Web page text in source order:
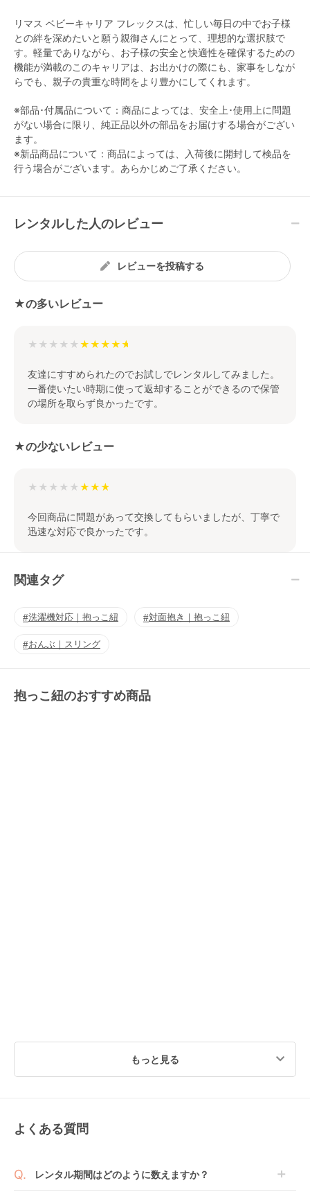
リマス ベビーキャリア フレックスは、忙しい毎日の中でお子様
との絆を深めたいと願う親御さんにとって、理想的な選択肢で
す。軽量でありながら、お子様の安全と快適性を確保するための
機能が満載のこのキャリアは、お出かけの際にも、家事をしなが
らでも、親子の貴重な時間をより豊かにしてくれます。
※部品･付属品について：商品によっては、安全上･使用上に問題
がない場合に限り、純正品以外の部品をお届けする場合がござい
ます。
※新品商品について：商品によっては、入荷後に開封して検品を
行う場合がございます。あらかじめご了承ください。
レンタルした人のレビュー
レビューを投稿する
★の多いレビュー
★★★★★
友達にすすめられたのでお試しでレンタルしてみました。
一番使いたい時期に使って返却することができるので保管
の場所を取らず良かったです。
★の少ないレビュー
★★★★★
今回商品に問題があって交換してもらいましたが、丁寧で
迅速な対応で良かったです。
関連タグ
洗濯機対応｜抱っこ紐 対面抱き｜抱っこ紐
おんぶ｜スリング
抱っこ紐のおすすめ商品
もっと見る
よくある質問
レンタル期間はどのように数えますか？